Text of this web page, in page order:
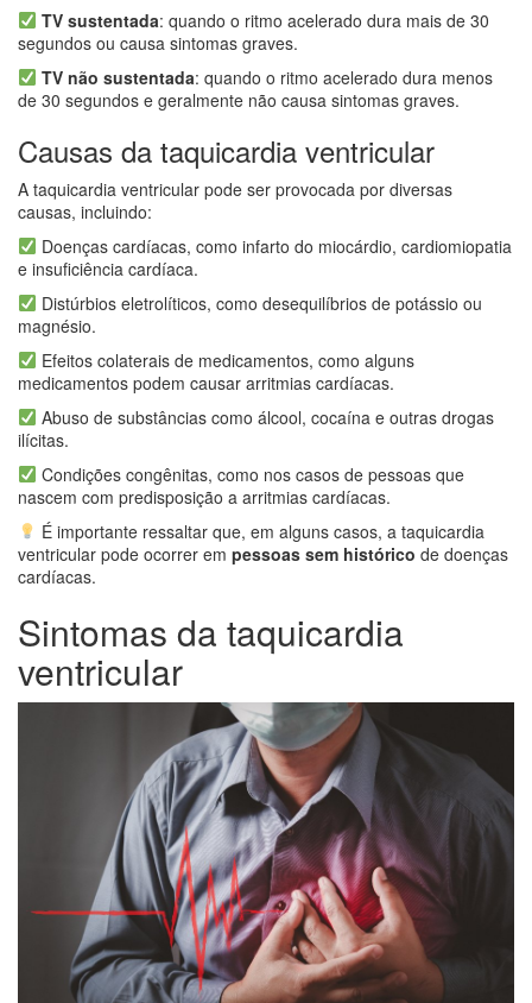
TV sustentada: quando o ritmo acelerado dura mais de 30
segundos ou causa sintomas graves.
TV não sustentada: quando o ritmo acelerado dura menos
de 30 segundos e geralmente não causa sintomas graves.
Causas da taquicardia ventricular
A taquicardia ventricular pode ser provocada por diversas
causas, incluindo:
Doenças cardíacas, como infarto do miocárdio, cardiomiopatia
e insuficiência cardíaca.
Distúrbios eletrolíticos, como desequilíbrios de potássio ou
magnésio.
Efeitos colaterais de medicamentos, como alguns
medicamentos podem causar arritmias cardíacas.
Abuso de substâncias como álcool, cocaína e outras drogas
ilícitas.
Condições congênitas, como nos casos de pessoas que
nascem com predisposição a arritmias cardíacas.
É importante ressaltar que, em alguns casos, a taquicardia
ventricular pode ocorrer em pessoas sem histórico de doenças
cardíacas.
Sintomas da taquicardia
ventricular